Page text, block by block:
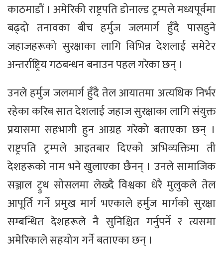
काठमाडौं । अमेरिकी राष्ट्रपति डोनाल्ड ट्रम्पले मध्यपूर्वमा
बढ्दो तनावका बीच हर्मुज जलमार्ग हुँदै पासहुने
जहाजहरूको सुरक्षाका लागि विभिन्न देशलाई समेटेर
अन्तर्राष्ट्रिय गठबन्धन बनाउन पहल गरेका छन् ।
उनले हर्मुज जलमार्ग हुँदै तेल आयातमा अत्यधिक निर्भर
रहेका करिब सात देशलाई जहाज सुरक्षाका लागि संयुक्त
प्रयासमा सहभागी हुन आग्रह गरेको बताएका छन् ।
राष्ट्रपति ट्रम्पले आइतबार दिएको अभिव्यक्तिमा ती
देशहरूको नाम भने खुलाएका छैनन् । उनले सामाजिक
सञ्जाल ट्रुथ सोसलमा लेख्दै विश्वका धेरै मुलुकले तेल
आपूर्ति गर्ने प्रमुख मार्ग भएकाले हर्मुज मार्गको सुरक्षा
सम्बन्धित देशहरूले नै सुनिश्चित गर्नुपर्ने र त्यसमा
अमेरिकाले सहयोग गर्ने बताएका छन् ।